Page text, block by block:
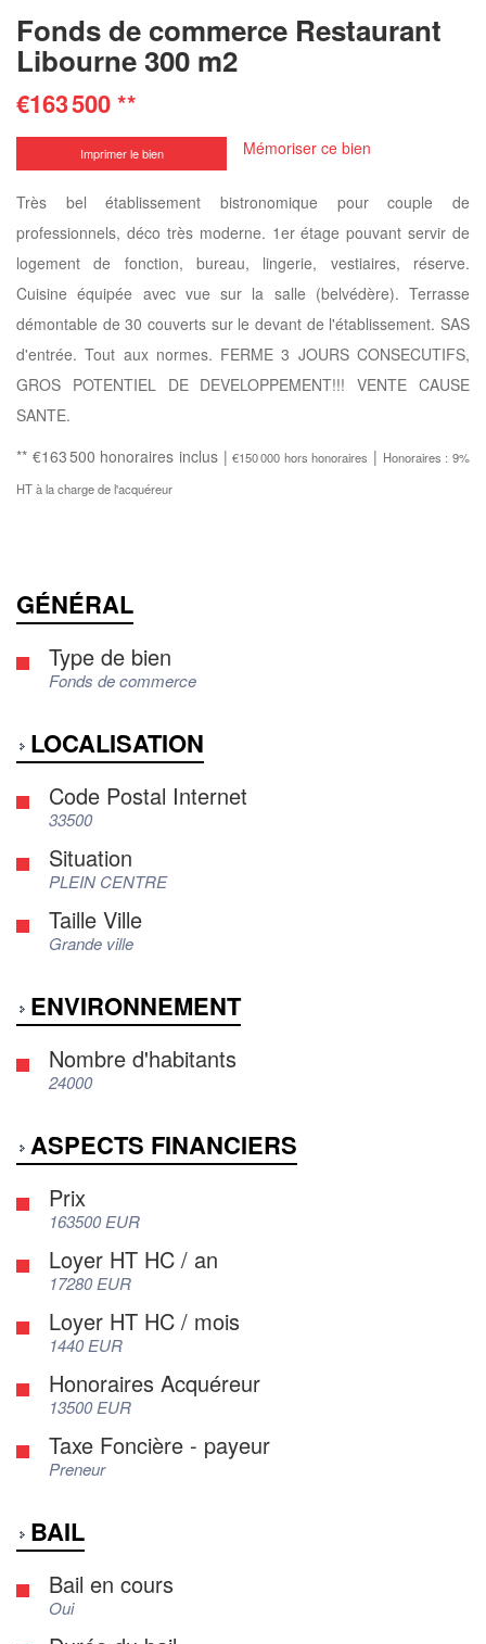
Fonds de commerce Restaurant
Libourne 300 m2
€163 500**
Imprimer le bien Mémoriser ce bien
Très bel établissement bistronomique pour couple de
professionnels, déco très moderne. 1er étage pouvant servir de
logement de fonction, bureau, lingerie, vestiaires, réserve.
Cuisine équipée avec vue sur la salle (belvédère). Terrasse
démontable de 30 couverts sur le devant de l'établissement. SAS
d'entrée. Tout aux normes. FERME 3 JOURS CONSECUTIFS,
GROS POTENTIEL DE DEVELOPPEMENT!!! VENTE CAUSE
SANTE.
** €163 500 honoraires inclus |€150 000 hors honoraires | Honoraires : 9%
HT à la charge de l'acquéreur
GÉNÉRAL
Type de bien
Fonds de commerce
LOCALISATION
Code Postal Internet
33500
Situation
PLEIN CENTRE
Taille Ville
Grande ville
ENVIRONNEMENT
Nombre d'habitants
24000
ASPECTS FINANCIERS
Prix
163500 EUR
Loyer HT HC / an
17280 EUR
Loyer HT HC / mois
1440 EUR
Honoraires Acquéreur
13500 EUR
Taxe Foncière - payeur
Preneur
BAIL
Bail en cours
Oui